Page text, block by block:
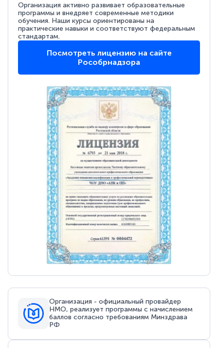
Организация активно развивает образовательные
программы и внедряет современные методики
обучения. Наши курсы ориентированы на
практические навыки и соответствуют федеральным
стандартам.
Посмотреть лицензию на сайте
Рособрнадзора
Организация - официальный провайдер
НМО, реализует программы с начислением
баллов согласно требованиям Минздрава
РФ